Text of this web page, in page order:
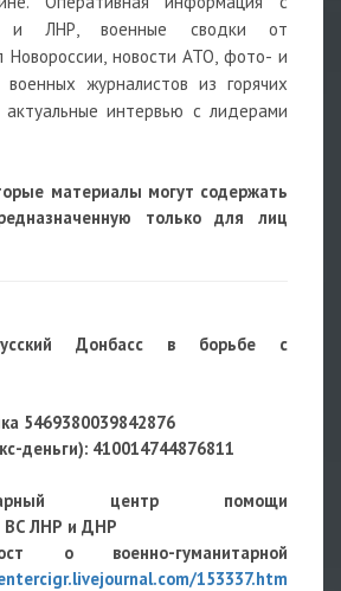
и ЛНР, военные сводки от
Новороссии, новости АТО, фото- и
журналистов из горячих
актуальные интервью с лидерами
материалы могут содержать
только для лиц
Донбасс в борьбе с
5469380039842876
деньги): 410014744876811
центр помощи
ВС ЛНР и ДНР
о военно-гуманитарной
153337.htm